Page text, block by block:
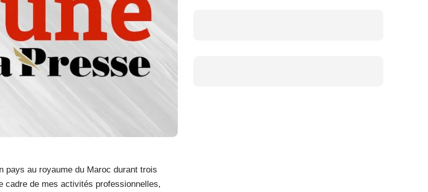
pays au royaume du Maroc durant trois
cadre de mes activités professionnelles,